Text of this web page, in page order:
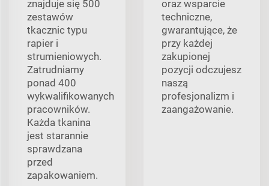
znajduje się 500
zestawów
tkacznic typu
rapier i
strumieniowych.
Zatrudniamy
ponad 400
wykwalifikowanych
pracowników.
Każda tkanina
jest starannie
sprawdzana
przed
zapakowaniem.
oraz wsparcie
techniczne,
gwarantujące, że
przy każdej
zakupionej
pozycji odczujesz
naszą
profesjonalizm i
zaangażowanie.